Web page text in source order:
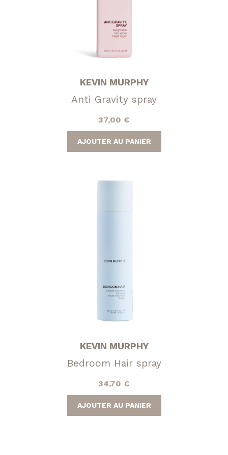
KEVIN MURPHY
Anti Gravity spray
37,00 €
AJOUTER AU PANIER
KEVIN MURPHY
Bedroom Hair spray
34,70 €
AJOUTER AU PANIER